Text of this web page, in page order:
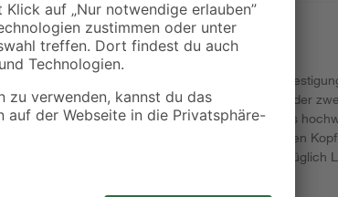
Der Augbolzen von Seilflechter ist für stabile
verfügt über ein metrisches Gewinde mit einer oder
der dazugehörigen Mutter. Der Augbolzen ist aus
Kategorie A4 hergestellt. Er hat einen ringförmigen
Sortiment in verschiedenen Ausführungen – bezüglich